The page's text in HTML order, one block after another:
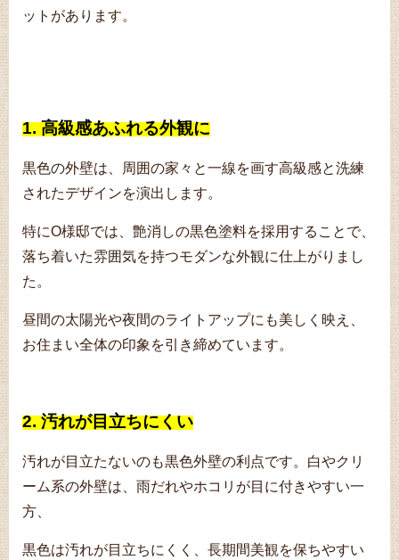
ットがあります。
1. 高級感あふれる外観に
黒色の外壁は、周囲の家々と一線を画す高級感と洗練
されたデザインを演出します。
特にO様邸では、艶消しの黒色塗料を採用することで、
落ち着いた雰囲気を持つモダンな外観に仕上がりまし
た。
昼間の太陽光や夜間のライトアップにも美しく映え、
お住まい全体の印象を引き締めています。
2. 汚れが目立ちにくい
汚れが目立たないのも黒色外壁の利点です。白やクリ
ーム系の外壁は、雨だれやホコリが目に付きやすい一
方、
黒色は汚れが目立ちにくく、 長期間美観を保ちやすい